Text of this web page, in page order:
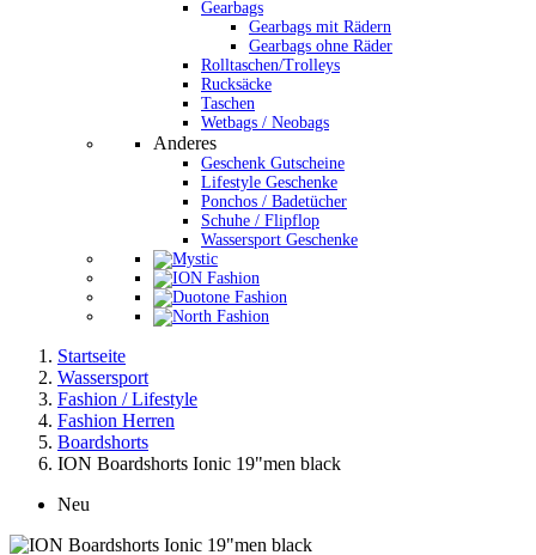
Gearbags
Gearbags mit Rädern
Gearbags ohne Räder
Rolltaschen/Trolleys
Rucksäcke
Taschen
Wetbags / Neobags
Anderes
Geschenk Gutscheine
Lifestyle Geschenke
Ponchos / Badetücher
Schuhe / Flipflop
Wassersport Geschenke
Startseite
Wassersport
Fashion / Lifestyle
Fashion Herren
Boardshorts
ION Boardshorts Ionic 19"men black
Neu